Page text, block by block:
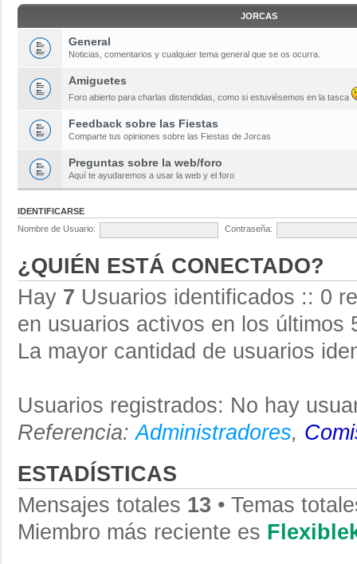
JORCAS
General
Noticias, comentarios y cualquier tema general que se os ocurra.
Amiguetes
Foro abierto para charlas distendidas, como si estuviésemos en la tasca
Feedback sobre las Fiestas
Comparte tus opiniones sobre las Fiestas de Jorcas
Preguntas sobre la web/foro
Aquí te ayudaremos a usar la web y el foro
IDENTIFICARSE
Nombre de Usuario:
Contraseña:
¿QUIÉN ESTÁ CONECTADO?
Hay 7 Usuarios identificados :: 0
en usuarios activos en los últimos
La mayor cantidad de usuarios
Usuarios registrados: No hay
Referencia:Administradores,
ESTADÍSTICAS
Mensajes totales 13 • Temas
Miembro más reciente es